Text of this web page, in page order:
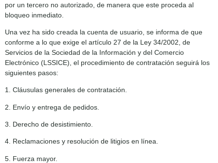
por un tercero no autorizado, de manera que este proceda al
bloqueo inmediato.
Una vez ha sido creada la cuenta de usuario, se informa de que
conforme a lo que exige el artículo 27 de la Ley 34/2002, de
Servicios de la Sociedad de la Información y del Comercio
Electrónico (LSSICE), el procedimiento de contratación seguirá los
siguientes pasos:
1. Cláusulas generales de contratación.
2. Envío y entrega de pedidos.
3. Derecho de desistimiento.
4. Reclamaciones y resolución de litigios en línea.
5. Fuerza mayor.